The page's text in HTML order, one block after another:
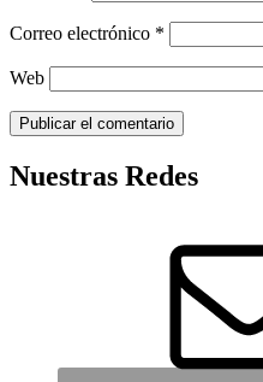
Correo electrónico *
Web
Nuestras Redes